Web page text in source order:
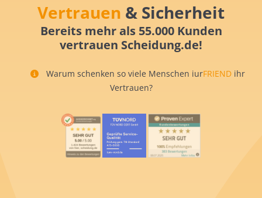
Vertrauen & Sicherheit
Bereits mehr als 55.000 Kunden
vertrauen Scheidung.de!
Warum schenken so viele Menschen iurFRIEND ihr
Vertrauen?